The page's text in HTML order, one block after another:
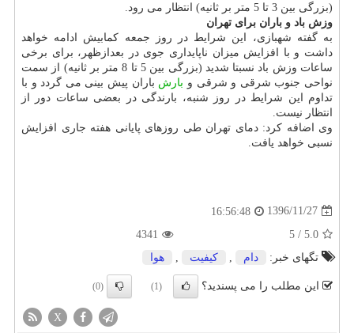
(بزرگی بین 3 تا 5 متر بر ثانیه) انتظار می رود.
وزش باد و باران برای تهران
به گفته شهبازی، این شرایط در روز جمعه كمابیش ادامه خواهد
داشت و با افزایش میزان ناپایداری جوی در بعدازظهر، برای برخی
ساعات وزش باد نسبتا شدید (بزرگی بین 5 تا 8 متر بر ثانیه) از سمت
نواحی جنوب شرقی و شرقی و بارش باران پیش بینی می گردد و با
تداوم این شرایط در روز شنبه، بارندگی در بعضی ساعات دور از
انتظار نیست.
وی اضافه كرد: دمای تهران طی روزهای پایانی هفته جاری افزایش
نسبی خواهد یافت.
1396/11/27
16:56:48
5.0
/
5
4341
تگهای خبر:
دام كیفیت هوا
این مطلب را می پسندید؟ (1)
(0)
X